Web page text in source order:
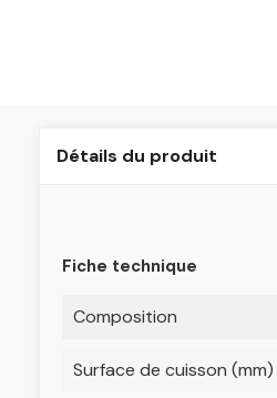
Détails du produit
Fiche technique
Composition
Surface de cuisson (mm)